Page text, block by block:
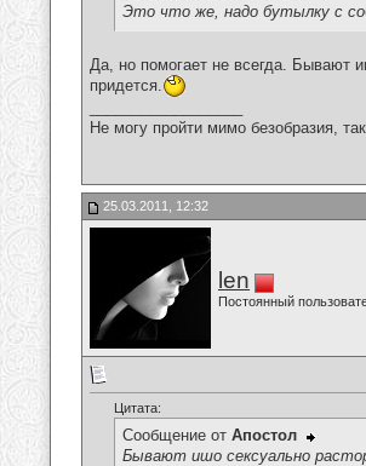
Это что же, надо бутылку с
Да, но помогает не всегда. Бывают
придется.
Не могу пройти мимо безобразия,
25.03.2011, 12:32
len
Постоянный
Цитата:
Сообщение от Апостол
Бывают ишо сексуально